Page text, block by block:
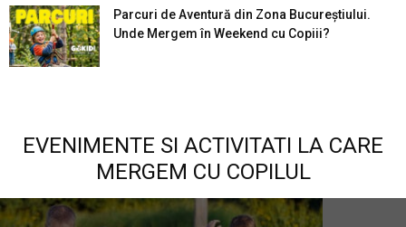
Parcuri de Aventură din Zona Bucureştiului.
Unde Mergem în Weekend cu Copiii?
EVENIMENTE SI ACTIVITATI LA CARE
MERGEM CU COPILUL